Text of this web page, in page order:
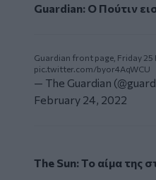
Guardian: Ο Πούτιν
Guardian front page, Friday 25
pic.twitter.com/byor4AqWCU
— The Guardian
February 24, 2022
The Sun: Το αίμα της